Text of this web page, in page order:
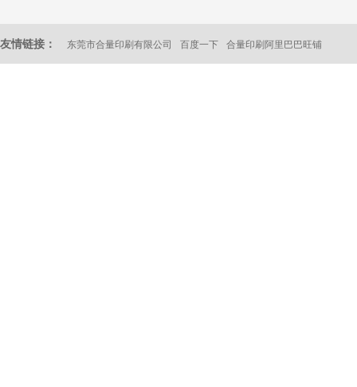
友情链接： 东莞市合量印刷有限公司 百度一下 合量印刷阿里巴巴旺铺